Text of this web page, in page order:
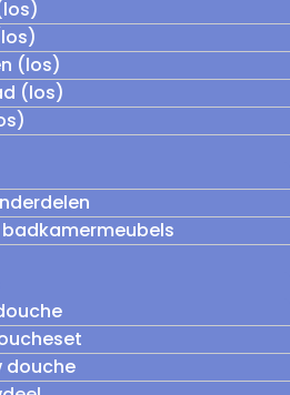
(los)
(los)
douche